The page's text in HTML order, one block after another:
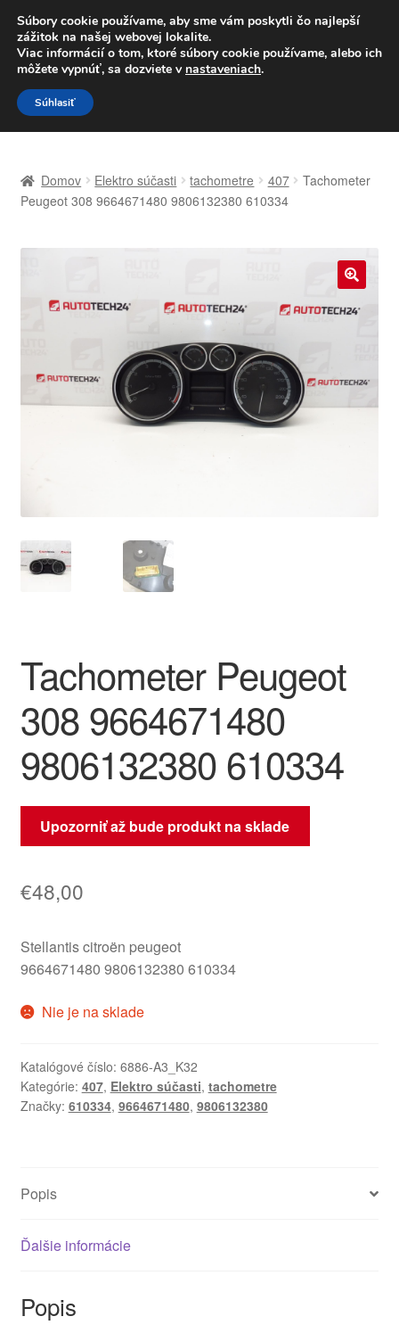
DOPRAVA od 6 EUR
Po–Pi 09:00–16:00 233 221 276
Preskočiť
na
navigáciu
Preskočiť
na
obsah
Celosvetová preprava
Môj účet
Platby
Reklamace
Reklamačný poriadok
Domov Elektro súčasti tachometre 407
Tachometer
Peugeot 308 9664671480 9806132380 610334
Tachometer Peugeot
308 9664671480
9806132380 610334
Upozorniť až bude produkt na sklade
€48,00
Stellantis citroën peugeot
9664671480 9806132380 610334
Nie je na sklade
Katalógové číslo: 6886-A3_K32
Kategórie: 407, Elektro súčasti, tachometre
Značky: 610334, 9664671480, 9806132380
Popis
Ďalšie informácie
Popis
Súbory cookie používame, aby sme vám poskytli čo najlepší
zážitok na našej webovej lokalite.
Viac informácií o tom, ktoré súbory cookie používame, alebo ich
môžete vypnúť, sa dozviete v nastaveniach.
Súhlasiť